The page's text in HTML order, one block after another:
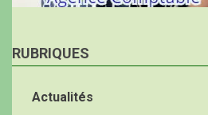
RUBRIQUES
Actualités